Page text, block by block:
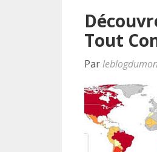
Tout
Par